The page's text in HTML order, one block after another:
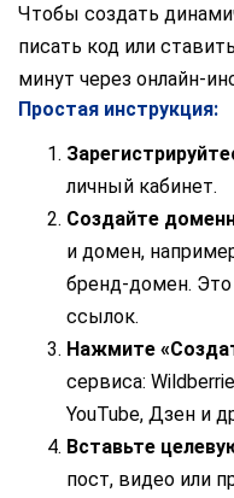
Чтобы создать
писать код или
минут через онлайн-
Простая инструкция:
личный кабинет.
Создайте
и домен,
бренд-домен. Это
ссылок.
Нажмите
сервиса:
YouTube, Дзен и
Вставьте
пост, видео или